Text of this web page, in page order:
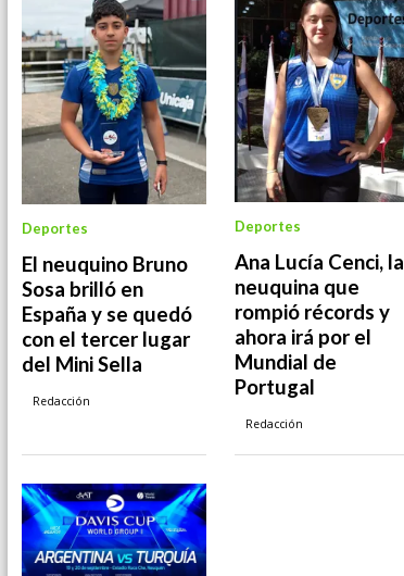
El neuquino Bruno
Sosa brilló en
España y se quedó
con el tercer lugar
del Mini Sella
Redacción
Deportes
Ana Lucía Cenci, la
neuquina que
rompió récords y
ahora irá por el
Mundial de
Portugal
Redacción
Deportes